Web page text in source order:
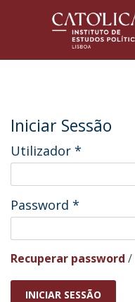
Iniciar Sessão
Utilizador *
Password *
Recuperar password /
INICIAR SESSÃO